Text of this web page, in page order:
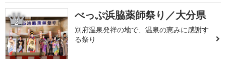
2 べっぷ浜脇薬師祭り／大分県
別府温泉発祥の地で、温泉の恵みに感謝す
る祭り